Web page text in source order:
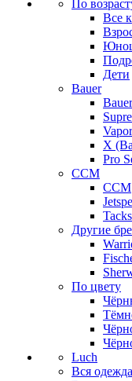
По
Все
Дети
Bauer
X
Pro
CCM
CCM
Другие
По цвету
Luch
Вся одежда